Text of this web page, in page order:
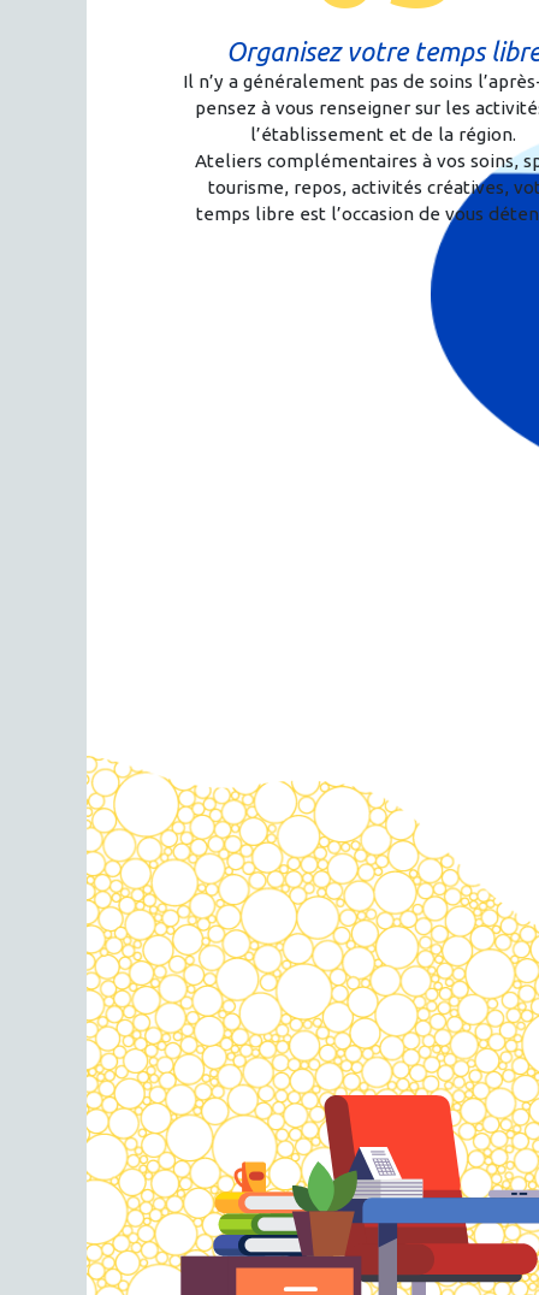
Organisez votre temps
Il n’y a généralement pas de soins
pensez à vous renseigner sur les
l’établissement et de la région.
Ateliers complémentaires à vos soins,
tourisme, repos, activités créatives,
temps libre est l’occasion de vous